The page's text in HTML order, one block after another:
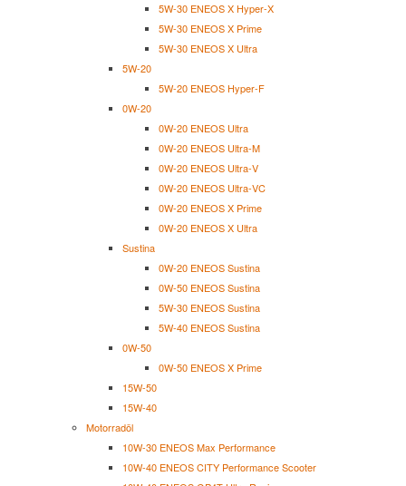
5W-30 ENEOS X Hyper-X
5W-30 ENEOS X Prime
5W-30 ENEOS X Ultra
5W-20
5W-20 ENEOS Hyper-F
0W-20
0W-20 ENEOS Ultra
0W-20 ENEOS Ultra-M
0W-20 ENEOS Ultra-V
0W-20 ENEOS Ultra-VC
0W-20 ENEOS X Prime
0W-20 ENEOS X Ultra
Sustina
0W-20 ENEOS Sustina
0W-50 ENEOS Sustina
5W-30 ENEOS Sustina
5W-40 ENEOS Sustina
0W-50
0W-50 ENEOS X Prime
15W-50
15W-40
Motorradöl
10W-30 ENEOS Max Performance
10W-40 ENEOS CITY Performance Scooter